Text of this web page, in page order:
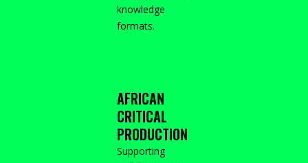
knowledge
formats.
AFRICAN
CRITICAL
PRODUCTION
Supporting